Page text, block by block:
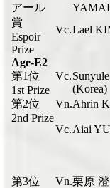
アール
賞
Espoir
Prize
Vc.Lael
Age-E2
第1位
1st Prize
Vc.
(Korea)
第2位
2nd Prize
Vn.Ahrin
Vc.Aiai
第3位
Vn.栗原 澄